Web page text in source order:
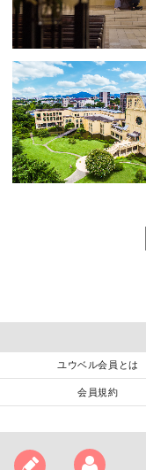
ユウベル会員とは
会員規約